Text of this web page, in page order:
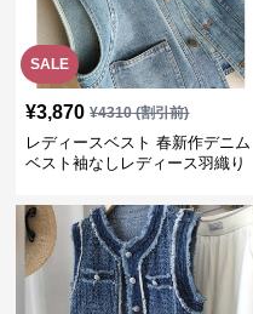
SALE
¥3,870 ¥4310(割引前)
レディースベスト 春新作デニム
ベスト袖なしレディース羽織り